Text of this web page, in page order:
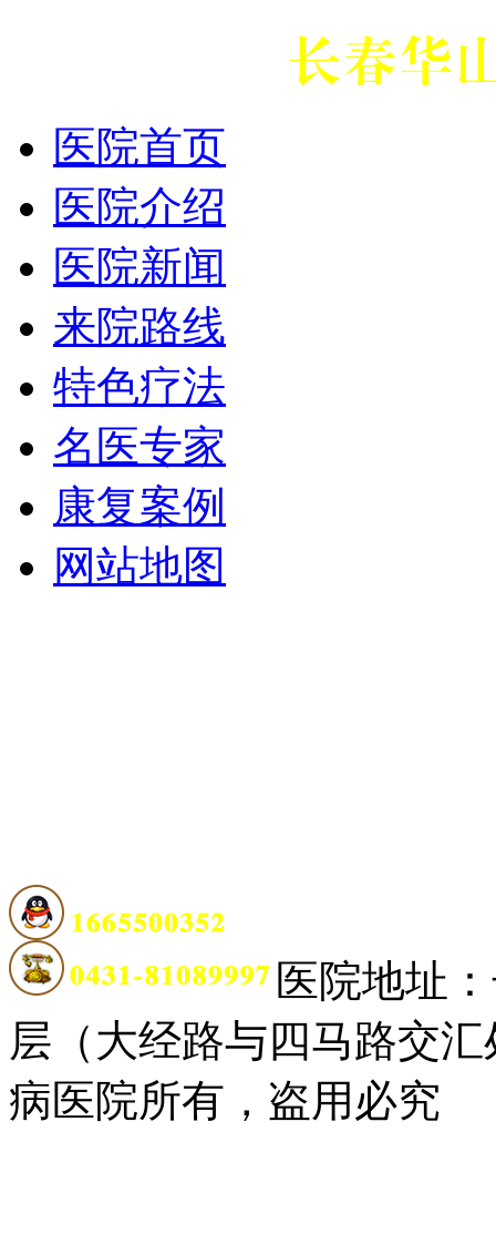
医院首页
医院介绍
医院新闻
来院路线
特色疗法
名医专家
康复案例
网站地图
医院地址
层（大经路与四马路交汇
病医院所有，盗用必究